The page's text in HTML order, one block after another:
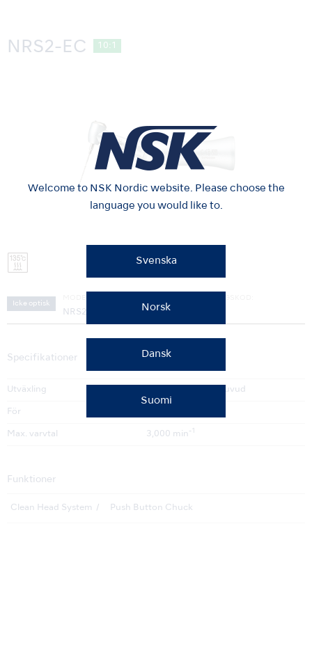
Welcome to NSK Nordic website. Please choose the
language you would like to.
Svenska
Norsk
Dansk
Suomi
NRS2-EC 10:1
Icke optisk
NRS2-EC
Specifikationer
Utväxling 10:1 Reducering huvud
För
Max. varvtal 3,000 min -1
Funktioner
Clean Head System Push Button Chuck